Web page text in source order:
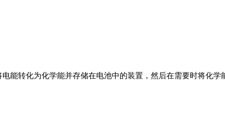
能转化为化学能并存储在电池中的装置，然后在需要时将化学